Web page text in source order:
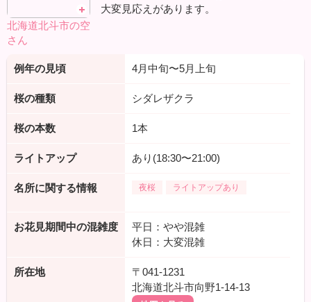
北海道北斗市の空
さん
大変見応えがあります。
例年の見頃 4月中旬〜5月上旬
桜の種類 シダレザクラ
桜の本数 1本
ライトアップ あり(18:30〜21:00)
名所に関する情報 夜桜 ライトアップあり
お花見期間中の混雑度
平日：やや混雑
休日：大変混雑
所在地
〒041-1231
北海道北斗市向野1-14-13